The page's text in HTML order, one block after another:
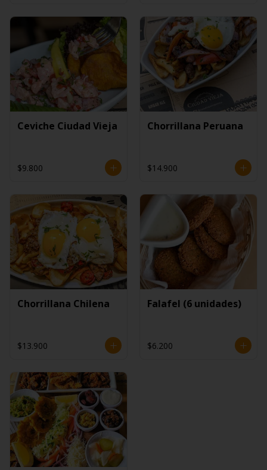
Ceviche Ciudad Vieja
$9.800
Chorrillana Peruana
$14.900
Chorrillana Chilena
$13.900
Falafel (6 unidades)
$6.200